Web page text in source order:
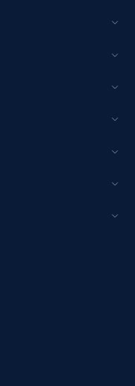
records
videos
Video url,